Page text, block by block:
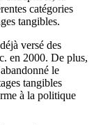
catégories
tangibles.
versé des
en 2000. De plus,
le
tangibles
à la politique